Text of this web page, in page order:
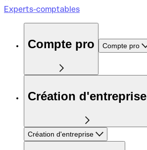
Experts-comptables
Compte pro Compte pro
Création d'entreprise
Création d'entreprise